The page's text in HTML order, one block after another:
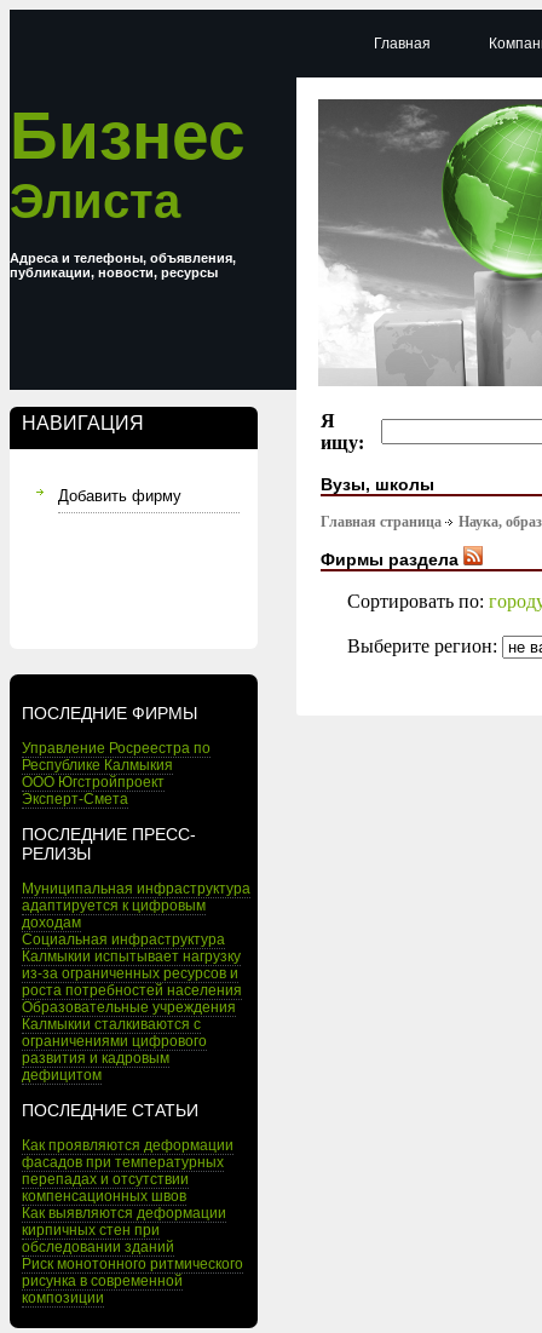
Бизнес
Элиста
Адреса и телефоны, объявления,
публикации, новости, ресурсы
НАВИГАЦИЯ
Добавить фирму
ПОСЛЕДНИЕ ФИРМЫ
Управление Росреестра по
Республике Калмыкия
ООО Югстройпроект
Эксперт-Смета
ПОСЛЕДНИЕ ПРЕСС-
РЕЛИЗЫ
Муниципальная инфраструктура
адаптируется к цифровым
доходам
Социальная инфраструктура
Калмыкии испытывает нагрузку
из-за ограниченных ресурсов и
роста потребностей населения
Образовательные учреждения
Калмыкии сталкиваются с
ограничениями цифрового
развития и кадровым
дефицитом
ПОСЛЕДНИЕ СТАТЬИ
Как проявляются деформации
фасадов при температурных
перепадах и отсутствии
компенсационных швов
Как выявляются деформации
кирпичных стен при
обследовании зданий
Риск монотонного ритмического
рисунка в современной
композиции
Главная
Я
ищу:
Вузы, школы
Главная страница Наука,
Фирмы раздела
Сортировать по:
Выберите регион: